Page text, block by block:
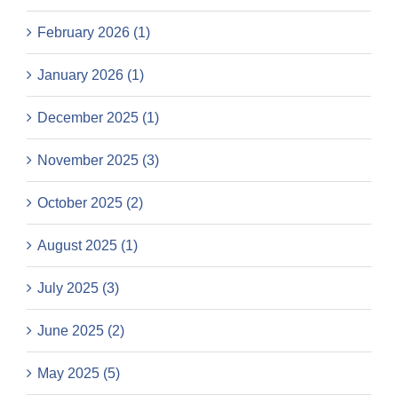
February 2026 (1)
January 2026 (1)
December 2025 (1)
November 2025 (3)
October 2025 (2)
August 2025 (1)
July 2025 (3)
June 2025 (2)
May 2025 (5)